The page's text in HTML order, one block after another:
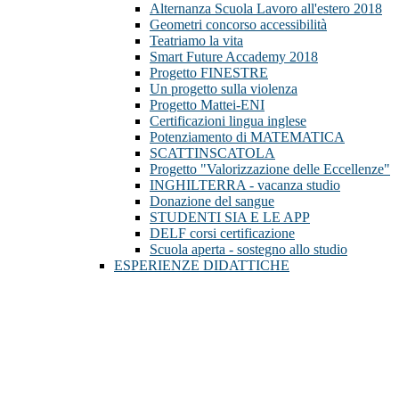
Alternanza Scuola Lavoro all'estero 2018
Geometri concorso accessibilità
Teatriamo la vita
Smart Future Accademy 2018
Progetto FINESTRE
Un progetto sulla violenza
Progetto Mattei-ENI
Certificazioni lingua inglese
Potenziamento di MATEMATICA
SCATTINSCATOLA
Progetto "Valorizzazione delle Eccellenze"
INGHILTERRA - vacanza studio
Donazione del sangue
STUDENTI SIA E LE APP
DELF corsi certificazione
Scuola aperta - sostegno allo studio
ESPERIENZE DIDATTICHE